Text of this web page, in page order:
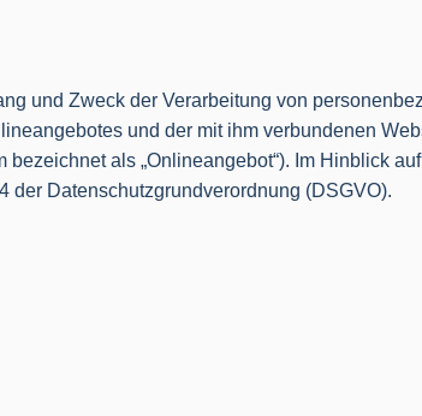
und Zweck der Verarbeitung von
und der mit ihm verbundenen
als „Onlineangebot“). Im Hinblick
der Datenschutzgrundverordnung (DSGVO).